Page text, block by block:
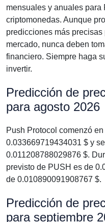
mensuales y anuales para
criptomonedas. Aunque
predicciones más precisas
mercado, nunca deben
financiero. Siempre haga
invertir.
Predicción de
para agosto 2026
Push Protocol comenzó
0.033669719434031 $ y
0.011208788029876 $.
previsto de PUSH es de
de 0.010890091908767 $.
Predicción de
para septiembre